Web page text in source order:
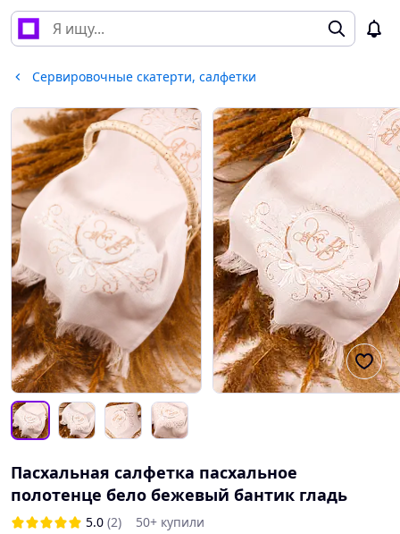
Сервировочные скатерти, салфетки
Пасхальная салфетка пасхальное
полотенце бело бежевый бантик гладь
5.0 (2)
50+ купили